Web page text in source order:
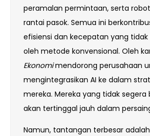
peramalan permintaan, serta
rantai pasok. Semua ini
efisiensi dan kecepatan yang tidak
oleh metode konvensional. Oleh
Ekonomimendorong perusahaan
mengintegrasikan AI ke dalam
mereka. Mereka yang tidak segera
akan tertinggal jauh dalam
Namun, tantangan terbesar